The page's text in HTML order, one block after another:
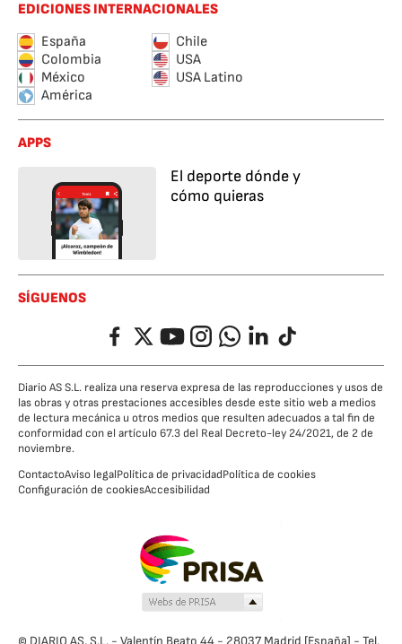
EDICIONES INTERNACIONALES
España
Chile
Colombia
USA
México
USA Latino
América
APPS
El deporte dónde y
cómo quieras
SÍGUENOS
FacebookTwitterYouTubeInstagramWhatsappLinkedIn
TikTok
Diario AS S.L. realiza una reserva expresa de las reproducciones y usos de
las obras y otras prestaciones accesibles desde este sitio web a medios
de lectura mecánica u otros medios que resulten adecuados a tal fin de
conformidad con el artículo 67.3 del Real Decreto-ley 24/2021, de 2 de
noviembre.
ContactoAviso legalPolítica de privacidadPolítica de cookies
Configuración de cookiesAccesibilidad
© DIARIO AS, S.L. - Valentín Beato 44 - 28037 Madrid [España] - Tel.